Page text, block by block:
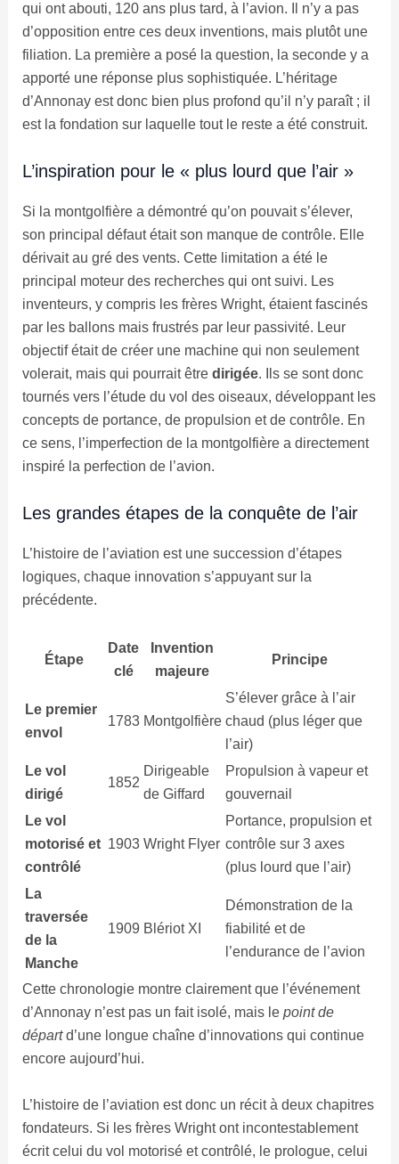
qui ont abouti, 120 ans plus tard, à l’avion. Il n’y a pas
d’opposition entre ces deux inventions, mais plutôt une
filiation. La première a posé la question, la seconde y a
apporté une réponse plus sophistiquée. L’héritage
d’Annonay est donc bien plus profond qu’il n’y paraît ; il
est la fondation sur laquelle tout le reste a été construit.
L’inspiration pour le « plus lourd que l’air »
Si la montgolfière a démontré qu’on pouvait s’élever,
son principal défaut était son manque de contrôle. Elle
dérivait au gré des vents. Cette limitation a été le
principal moteur des recherches qui ont suivi. Les
inventeurs, y compris les frères Wright, étaient fascinés
par les ballons mais frustrés par leur passivité. Leur
objectif était de créer une machine qui non seulement
volerait, mais qui pourrait être dirigée. Ils se sont donc
tournés vers l’étude du vol des oiseaux, développant les
concepts de portance, de propulsion et de contrôle. En
ce sens, l’imperfection de la montgolfière a directement
inspiré la perfection de l’avion.
Les grandes étapes de la conquête de l’air
L’histoire de l’aviation est une succession d’étapes
logiques, chaque innovation s’appuyant sur la
précédente.
Étape
Date
clé
Invention
majeure
Principe
Le premier
envol
1783 Montgolfière
S’élever grâce à l’air
chaud (plus léger que
l’air)
Le vol
dirigé
1852
Dirigeable
de Giffard
Propulsion à vapeur et
gouvernail
Le vol
motorisé et
contrôlé
1903 Wright Flyer
Portance, propulsion et
contrôle sur 3 axes
(plus lourd que l’air)
La
traversée
de la
Manche
1909 Blériot XI
Démonstration de la
fiabilité et de
l’endurance de l’avion
Cette chronologie montre clairement que l’événement
d’Annonay n’est pas un fait isolé, mais le point de
départd’une longue chaîne d’innovations qui continue
encore aujourd’hui.
L’histoire de l’aviation est donc un récit à deux chapitres
fondateurs. Si les frères Wright ont incontestablement
écrit celui du vol motorisé et contrôlé, le prologue, celui